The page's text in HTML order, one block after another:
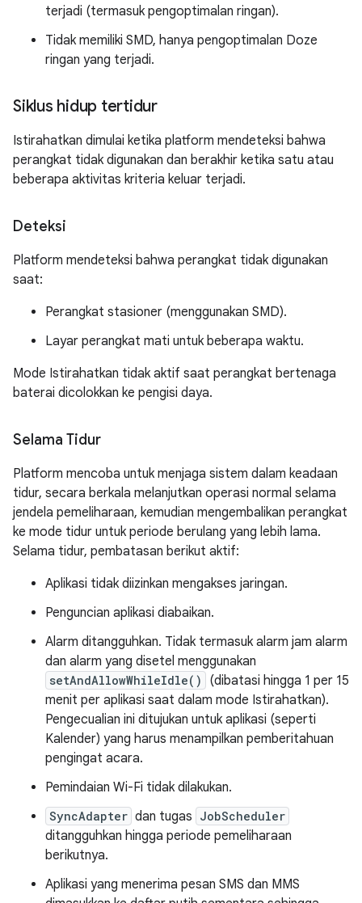
terjadi (termasuk pengoptimalan ringan).
Tidak memiliki SMD, hanya pengoptimalan Doze
ringan yang terjadi.
Siklus hidup tertidur
Istirahatkan dimulai ketika platform mendeteksi bahwa
perangkat tidak digunakan dan berakhir ketika satu atau
beberapa aktivitas kriteria keluar terjadi.
Deteksi
Platform mendeteksi bahwa perangkat tidak digunakan
saat:
Perangkat stasioner (menggunakan SMD).
Layar perangkat mati untuk beberapa waktu.
Mode Istirahatkan tidak aktif saat perangkat bertenaga
baterai dicolokkan ke pengisi daya.
Selama Tidur
Platform mencoba untuk menjaga sistem dalam keadaan
tidur, secara berkala melanjutkan operasi normal selama
jendela pemeliharaan, kemudian mengembalikan perangkat
ke mode tidur untuk periode berulang yang lebih lama.
Selama tidur, pembatasan berikut aktif:
Aplikasi tidak diizinkan mengakses jaringan.
Penguncian aplikasi diabaikan.
Alarm ditangguhkan. Tidak termasuk alarm jam alarm
dan alarm yang disetel menggunakan
setAndAllowWhileIdle()
(dibatasi hingga 1 per 15
menit per aplikasi saat dalam mode Istirahatkan).
Pengecualian ini ditujukan untuk aplikasi (seperti
Kalender) yang harus menampilkan pemberitahuan
pengingat acara.
Pemindaian Wi-Fi tidak dilakukan.
SyncAdapter dan tugas JobScheduler
ditangguhkan hingga periode pemeliharaan
berikutnya.
Aplikasi yang menerima pesan SMS dan MMS